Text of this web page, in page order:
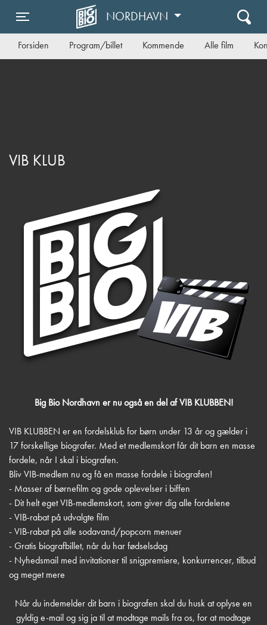
Toggle navigation
NORDHAVN
Forsiden Program/billet Kommende Alle film
VIB KLUB
Big Bio Nordhavn er nu også en del af VIB KLUBBEN!
VIB KLUBBEN er en fordelsklub for børn under 13 år og gælder i
17 forskellige biografer. Med et medlemskort får dit barn en masse
fordele, når I skal i biografen.
Bliv VIB-medlem nu og få en masse fordele i biografen!
- Masser af børnefilm og gode oplevelser i biffen
- Dit helt eget VIB-medlemskort, som giver dig alle fordelene
- VIB-rabat på udvalgte film
- VIB-rabat på alle sodavand/popcorn menuer
- Gratis biografbillet, når du har fødselsdag
- Nyhedsmail med invitationer til snigpremiere, konkurrencer, tilbud
og meget mere
Når du indemelder dit barn i biografen skal du husk at oplyse en
gyldig e-mail og sig ja til at modtage mails fra os, for at modtage